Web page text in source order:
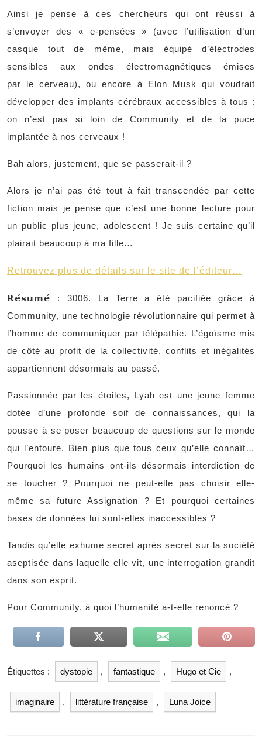
Ainsi je pense à ces chercheurs qui ont réussi à
s’envoyer des « e-pensées » (avec l’utilisation d’un
casque tout de même, mais équipé d’électrodes
sensibles aux ondes électromagnétiques émises
par le cerveau), ou encore à Elon Musk qui voudrait
développer des implants cérébraux accessibles à tous :
on n’est pas si loin de Community et de la puce
implantée à nos cerveaux !
Bah alors, justement, que se passerait-il ?
Alors je n’ai pas été tout à fait transcendée par cette
fiction mais je pense que c’est une bonne lecture pour
un public plus jeune, adolescent ! Je suis certaine qu’il
plairait beaucoup à ma fille…
Retrouvez plus de détails sur le site de l’éditeur…
𝗥𝗲́𝘀𝘂𝗺𝗲́ : 3006. La Terre a été pacifiée grâce à
Community, une technologie révolutionnaire qui permet à
l’homme de communiquer par télépathie. L’égoïsme mis
de côté au profit de la collectivité, conflits et inégalités
appartiennent désormais au passé.
Passionnée par les étoiles, Lyah est une jeune femme
dotée d’une profonde soif de connaissances, qui la
pousse à se poser beaucoup de questions sur le monde
qui l’entoure. Bien plus que tous ceux qu’elle connaît…
Pourquoi les humains ont-ils désormais interdiction de
se toucher ? Pourquoi ne peut-elle pas choisir elle-
même sa future Assignation ? Et pourquoi certaines
bases de données lui sont-elles inaccessibles ?
Tandis qu’elle exhume secret après secret sur la société
aseptisée dans laquelle elle vit, une interrogation grandit
dans son esprit.
Pour Community, à quoi l’humanité a-t-elle renoncé ?
Étiquettes : dystopie , fantastique , Hugo et Cie ,
imaginaire , littérature française , Luna Joice